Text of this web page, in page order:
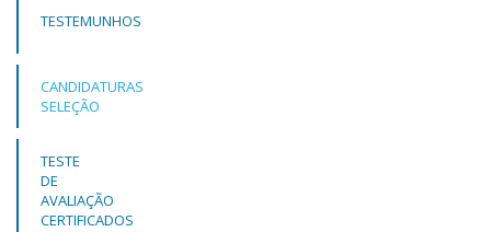
TESTEMUNHOS
CANDIDATURAS
SELEÇÃO
TESTE
DE
AVALIAÇÃO
CERTIFICADOS